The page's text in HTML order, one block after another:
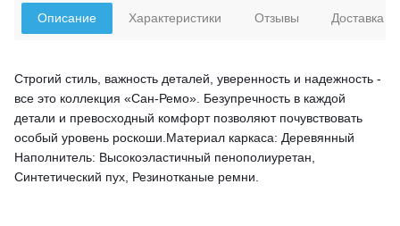
Описание
Строгий стиль, важность деталей, уверенность и надежность -
все это коллекция «Сан-Ремо». Безупречность в каждой
детали и превосходный комфорт позволяют почувствовать
особый уровень роскоши.Материал каркаса: Деревянный
Наполнитель: Высокоэластичный пенополиуретан,
Синтетический пух, Резинотканые ремни.
Характеристики Отзывы Доставка